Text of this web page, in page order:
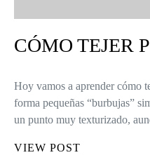
CÓMO TEJER
Hoy vamos a aprender cómo
forma pequeñas “burbujas”
un punto muy texturizado,
VIEW POST